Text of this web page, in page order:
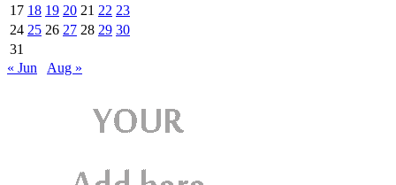
17 18 19 20 21 22 23
24 25 26 27 28 29 30
31
« Jun
Aug »